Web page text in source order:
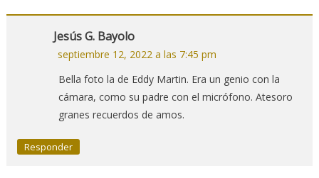
Jesús G. Bayolo
septiembre 12, 2022 a las 7:45 pm
Bella foto la de Eddy Martin. Era un genio con la
cámara, como su padre con el micrófono. Atesoro
granes recuerdos de amos.
Responder